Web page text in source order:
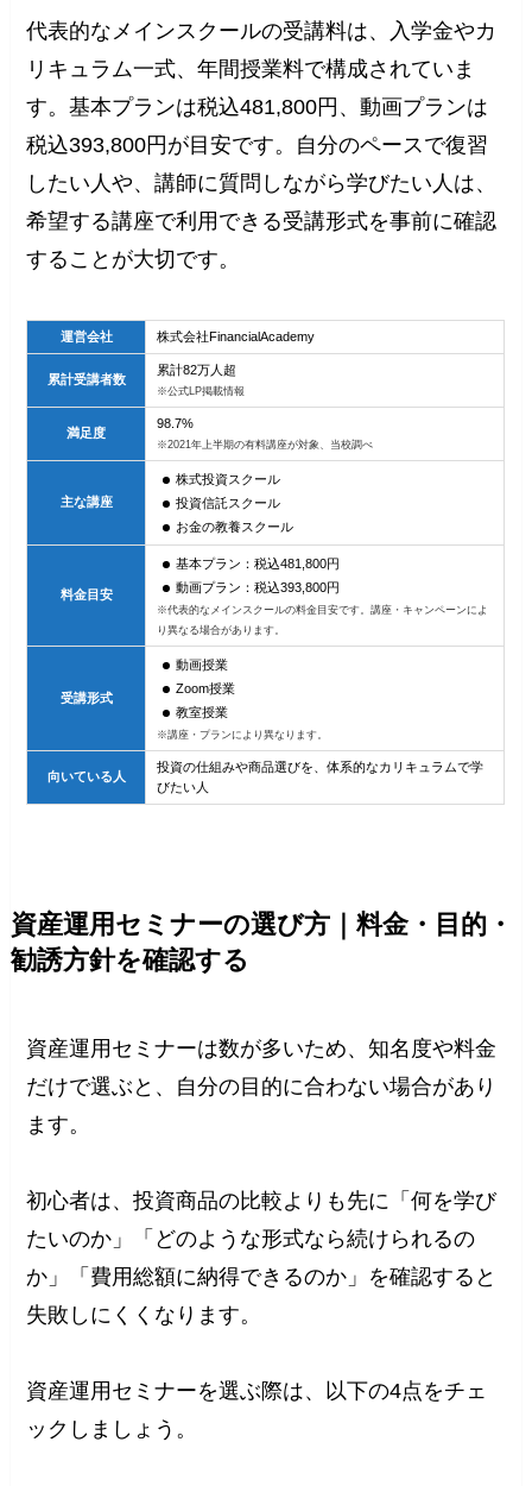
代表的なメインスクールの受講料は、入学金やカ
リキュラム一式、年間授業料で構成されていま
す。基本プランは税込481,800円、動画プランは
税込393,800円が目安です。自分のペースで復習
したい人や、講師に質問しながら学びたい人は、
希望する講座で利用できる受講形式を事前に確認
することが大切です。
運営会社 株式会社FinancialAcademy
累計受講者数
累計82万人超
※公式LP掲載情報
満足度
98.7%
※2021年上半期の有料講座が対象、当校調べ
主な講座
株式投資スクール
投資信託スクール
お金の教養スクール
料金目安
基本プラン：税込481,800円
動画プラン：税込393,800円
※代表的なメインスクールの料金目安です。講座・キャンペーンによ
り異なる場合があります。
受講形式
動画授業
Zoom授業
教室授業
※講座・プランにより異なります。
向いている人
投資の仕組みや商品選びを、体系的なカリキュラムで学
びたい人
資産運用セミナーの選び方｜料金・目的・
勧誘方針を確認する
資産運用セミナーは数が多いため、知名度や料金
だけで選ぶと、自分の目的に合わない場合があり
ます。
初心者は、投資商品の比較よりも先に「何を学び
たいのか」「どのような形式なら続けられるの
か」「費用総額に納得できるのか」を確認すると
失敗しにくくなります。
資産運用セミナーを選ぶ際は、以下の4点をチェ
ックしましょう。